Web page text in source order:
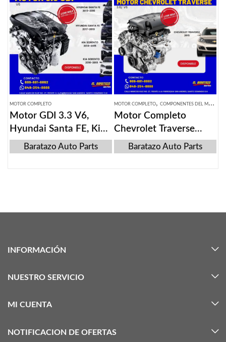
MOTOR COMPLETO
Motor GDI 3.3 V6,
Hyundai Santa FE, Kia
Sorento, 2013-2019
Baratazo Auto Parts
MOTOR COMPLETO, COMPONENTES DEL MOTOR
Motor Completo
Chevrolet Traverse
2015Baratazo Auto Parts
INFORMACIÓN
NUESTRO SERVICIO
MI CUENTA
NOTIFICACION DE OFERTAS